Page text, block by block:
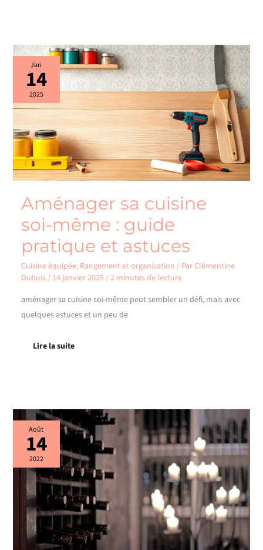
Jan
14
2025
Aménager sa cuisine
soi-même : guide
pratique et astuces
Cuisine équipée, Rangement et organisation / ParClémentine
Dubois/ 14 janvier 2025/2 minutes de lecture
aménager sa cuisine soi-même peut sembler un défi, mais avec
quelques astuces et un peu de
Aménager
sa
cuisine
soi-
même
guide
pratique
et
astuces
Lire la suite
Août
14
2022
Cave
à
vin
:
trouver
sa
place
dans
votre
future
cuisine